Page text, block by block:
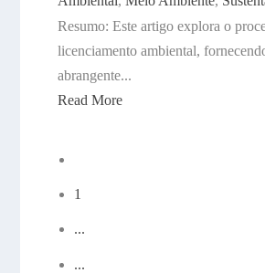
Resumo: Este artigo explora o
licenciamento ambiental,
abrangente...
Read More
1
...
...